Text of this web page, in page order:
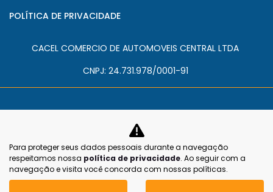
POLÍTICA DE PRIVACIDADE
CACEL COMERCIO DE AUTOMOVEIS CENTRAL LTDA
CNPJ: 24.731.978/0001-91
No trânsito, enxergar o outro salva
vidas.
Para proteger seus dados pessoais durante a navegação
respeitamos nossa política de privacidade. Ao seguir com a
navegação e visita você concorda com nossas políticas.